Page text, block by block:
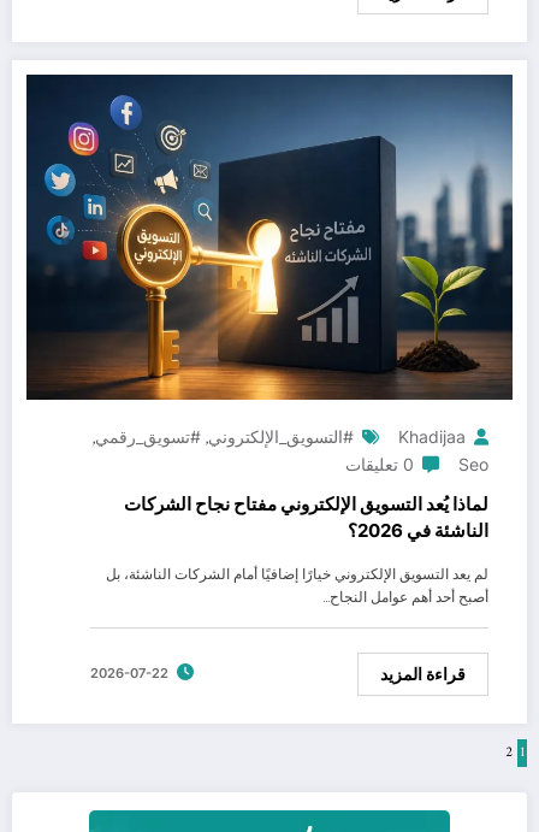
Khadijaa #التسويق_الإلكتروني, #تسويق_رقمي,
Seo 0 تعليقات
لماذا يُعد التسويق الإلكتروني مفتاح نجاح الشركات
الناشئة في 2026؟
لم يعد التسويق الإلكتروني خيارًا إضافيًا أمام الشركات الناشئة، بل
أصبح أحد أهم عوامل النجاح…
قراءة المزيد 2026-07-22
تعدد
صفحات
1
2